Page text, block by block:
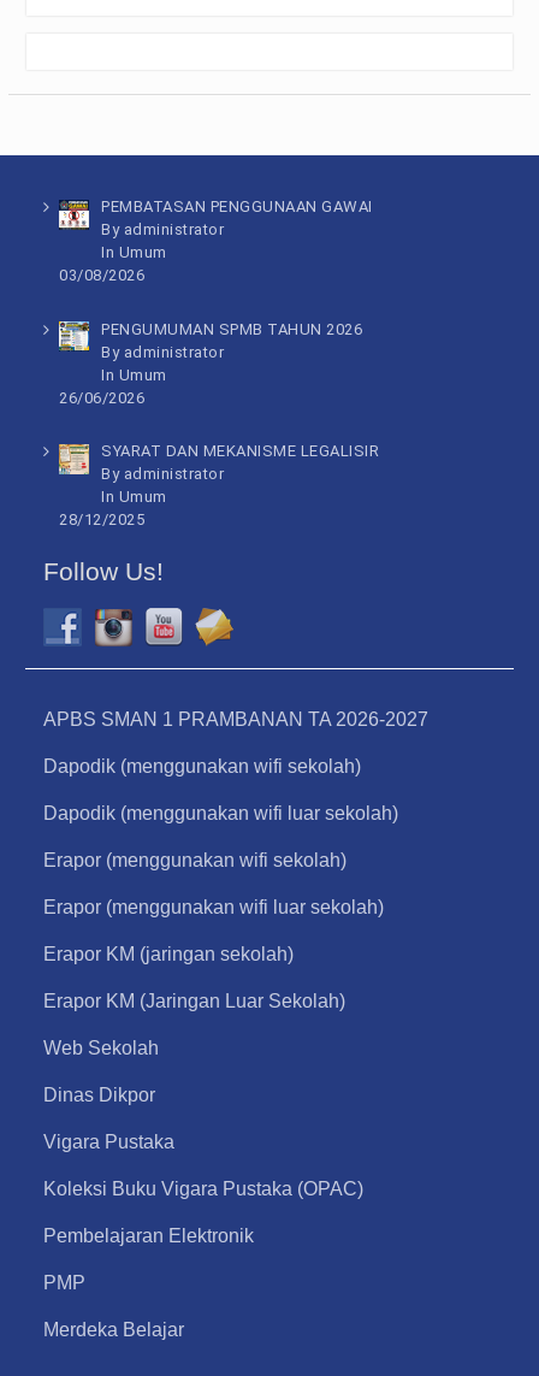
PEMBATASAN PENGGUNAAN GAWAI
By administrator
In Umum
03/08/2026
PENGUMUMAN SPMB TAHUN 2026
By administrator
In Umum
26/06/2026
SYARAT DAN MEKANISME LEGALISIR
By administrator
In Umum
28/12/2025
Follow Us!
APBS SMAN 1 PRAMBANAN TA 2026-2027
Dapodik (menggunakan wifi sekolah)
Dapodik (menggunakan wifi luar sekolah)
Erapor (menggunakan wifi sekolah)
Erapor (menggunakan wifi luar sekolah)
Erapor KM (jaringan sekolah)
Erapor KM (Jaringan Luar Sekolah)
Web Sekolah
Dinas Dikpor
Vigara Pustaka
Koleksi Buku Vigara Pustaka (OPAC)
Pembelajaran Elektronik
PMP
Merdeka Belajar